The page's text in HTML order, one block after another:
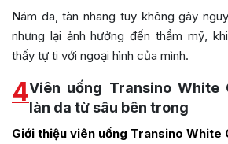
Nám da, tàn nhang tuy không gây
nhưng lại ảnh hưởng đến thẩm mỹ,
thấy tự ti với ngoại hình của mình.
4Viên uống Transino White
làn da từ sâu bên trong
Giới thiệu viên uống Transino White